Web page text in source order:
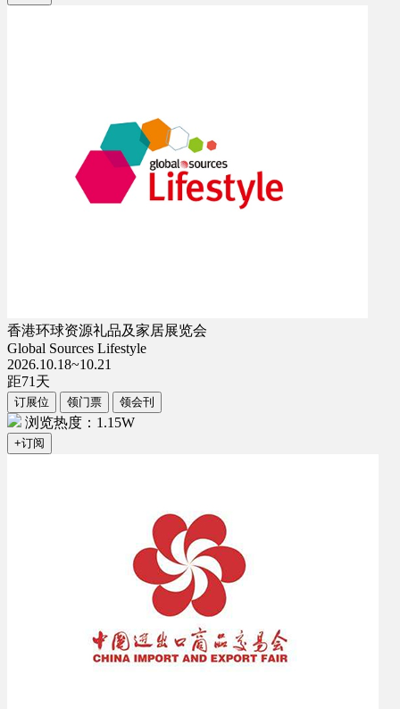
香港环球资源礼品及家居展览会
Global Sources Lifestyle
2026.10.18~10.21
距71 天
订展位 领门票 领会刊
浏览热度：1.15W
+订阅